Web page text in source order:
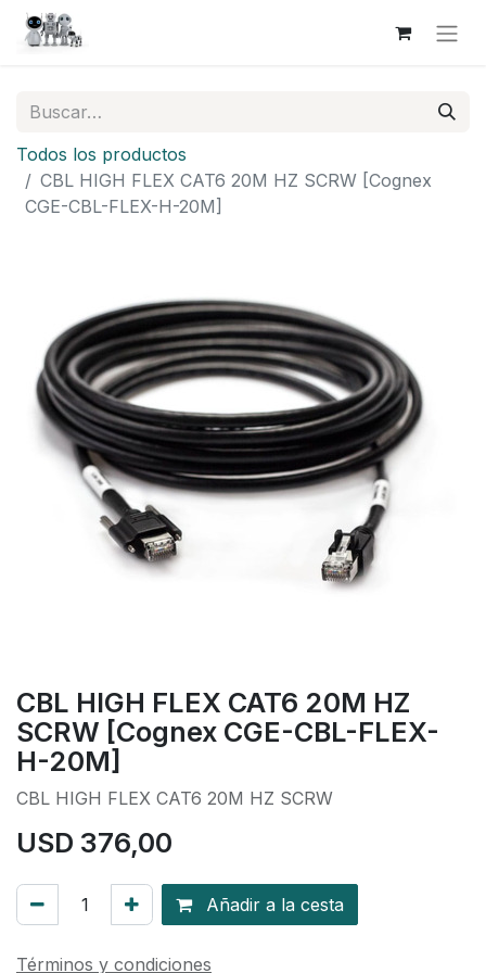
Todos los productos
CBL HIGH FLEX CAT6 20M HZ SCRW [Cognex
CGE-CBL-FLEX-H-20M]
CBL HIGH FLEX CAT6 20M HZ
SCRW [Cognex CGE-CBL-FLEX-
H-20M]
CBL HIGH FLEX CAT6 20M HZ SCRW
USD 376,00
Añadir a la cesta
Términos y condiciones